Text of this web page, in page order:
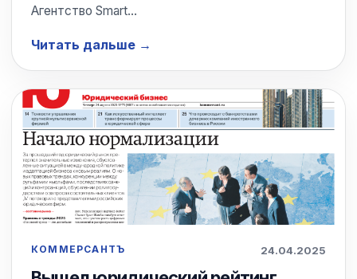
Агентство Smart…
Читать дальше
КОММЕРСАНТЪ 24.04.2025